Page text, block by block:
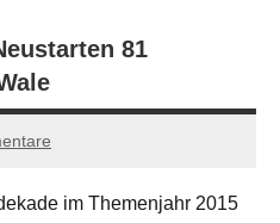
81
im Themenjahr 2015